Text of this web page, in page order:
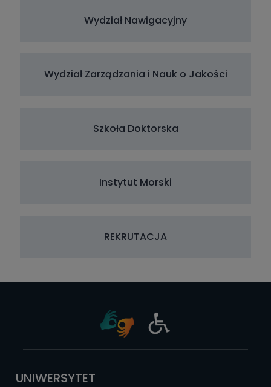
Wydział Nawigacyjny
Wydział Zarządzania i Nauk o Jakości
Szkoła Doktorska
Instytut Morski
REKRUTACJA
UNIWERSYTET